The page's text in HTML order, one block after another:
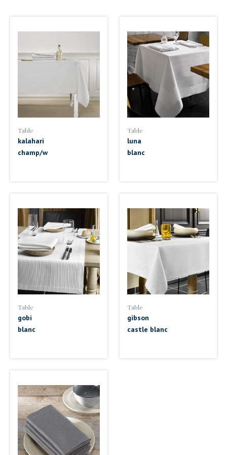
Table
kalahari
champ/w
Table
luna
blanc
Table
gobi
blanc
Table
gibson
castle blanc